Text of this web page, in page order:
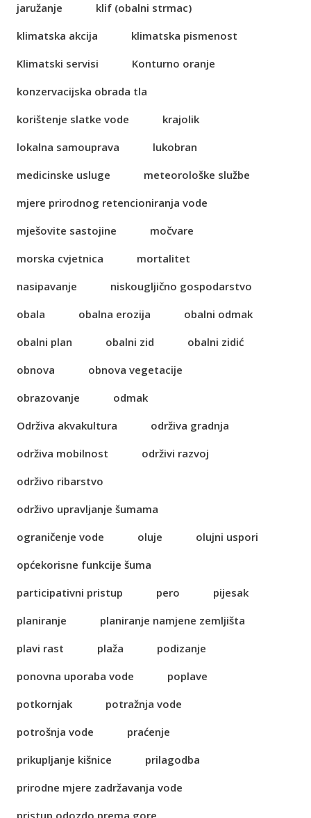
jaružanje
klif (obalni strmac)
klimatska akcija
klimatska pismenost
Klimatski servisi
Konturno oranje
konzervacijska obrada tla
korištenje slatke vode
krajolik
lokalna samouprava
lukobran
medicinske usluge
meteorološke službe
mjere prirodnog retencioniranja vode
mješovite sastojine
močvare
morska cvjetnica
mortalitet
nasipavanje
niskougljično gospodarstvo
obala
obalna erozija
obalni odmak
obalni plan
obalni zid
obalni zidić
obnova
obnova vegetacije
obrazovanje
odmak
Održiva akvakultura
održiva gradnja
održiva mobilnost
održivi razvoj
održivo ribarstvo
održivo upravljanje šumama
ograničenje vode
oluje
olujni uspori
općekorisne funkcije šuma
participativni pristup
pero
pijesak
planiranje
planiranje namjene zemljišta
plavi rast
plaža
podizanje
ponovna uporaba vode
poplave
potkornjak
potražnja vode
potrošnja vode
praćenje
prikupljanje kišnice
prilagodba
prirodne mjere zadržavanja vode
pristup odozdo prema gore